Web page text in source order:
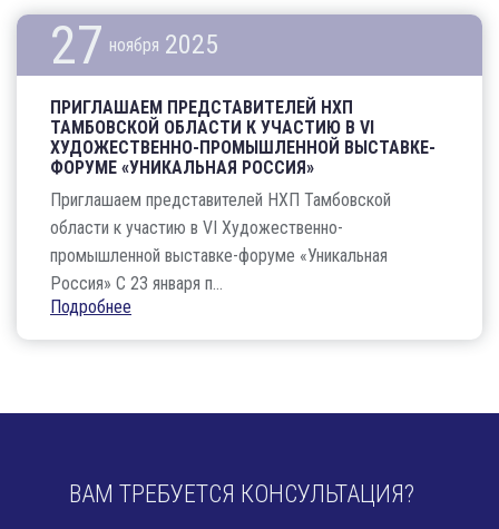
27 ноября 2025
ПРИГЛАШАЕМ ПРЕДСТАВИТЕЛЕЙ НХП
ТАМБОВСКОЙ ОБЛАСТИ К УЧАСТИЮ В VI
ХУДОЖЕСТВЕННО-ПРОМЫШЛЕННОЙ ВЫСТАВКЕ-
ФОРУМЕ «УНИКАЛЬНАЯ РОССИЯ»
Приглашаем представителей НХП Тамбовской
области к участию в VI Художественно-
промышленной выставке-форуме «Уникальная
Россия» С 23 января п...
Подробнее
ВАМ ТРЕБУЕТСЯ КОНСУЛЬТАЦИЯ?